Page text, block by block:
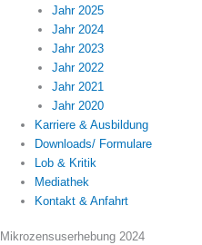
Jahr 2025
Jahr 2024
Jahr 2023
Jahr 2022
Jahr 2021
Jahr 2020
Karriere & Ausbildung
Downloads/ Formulare
Lob & Kritik
Mediathek
Kontakt & Anfahrt
Mikrozensuserhebung 2024